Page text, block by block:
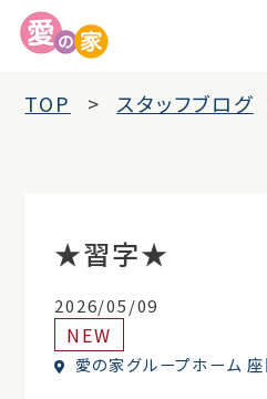
TOP スタッフブログ
★習字★
2026/05/09
NEW
愛の家グループホーム